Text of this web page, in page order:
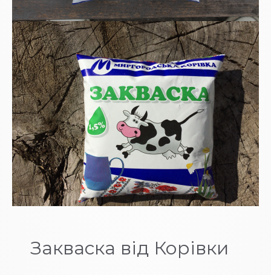
Закваска від Корівки